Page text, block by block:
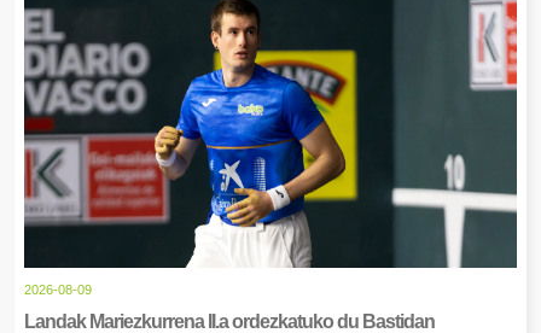
2026-08-09
Landak Mariezkurrena II.a ordezkatuko du Bastidan